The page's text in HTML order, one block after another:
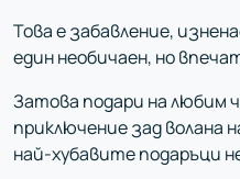
Това е забавление,
един необичаен, но
Затова подари на любим
приключение зад
най-хубавите подаръци